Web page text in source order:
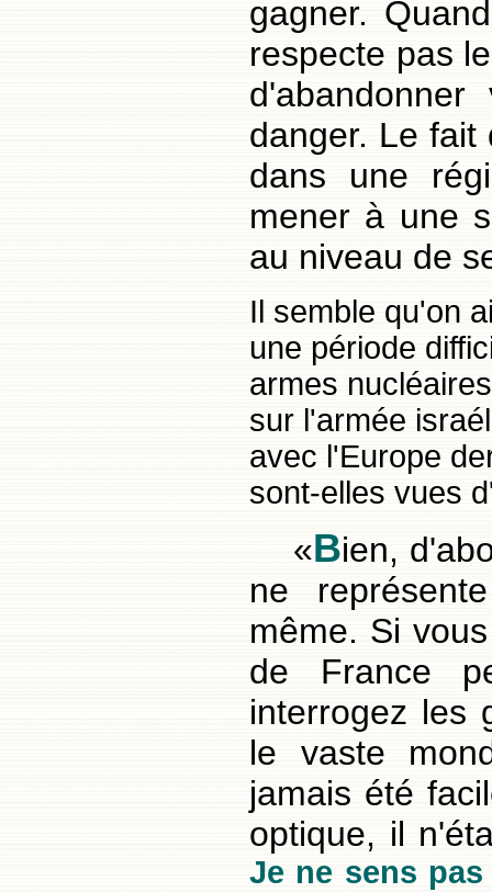
gagner.
respecte pas
danger. Le fait
dans une
mener à une
au niveau de
Il semble qu'on
une période
armes
sur l'armée
avec l'Europe
sont-elles vues
«Bien,
ne
même. Si
de France
interrogez les
le vaste
jamais été
optique, il
Je ne sens